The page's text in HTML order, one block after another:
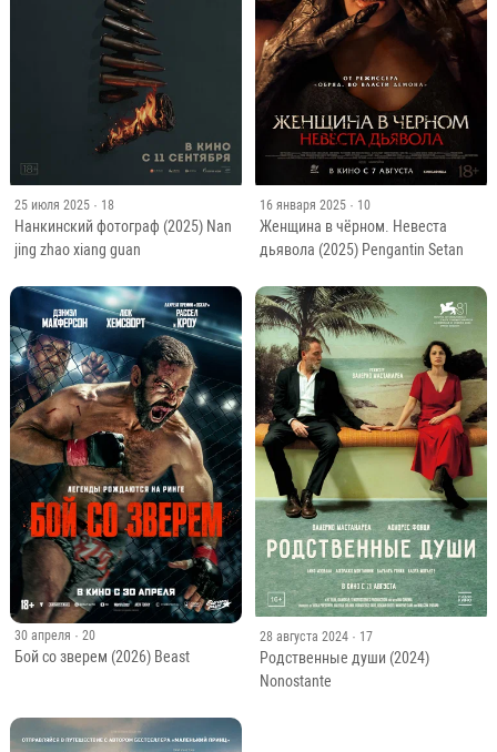
25 июля 2025 · 18
Нанкинский фотограф (2025) Nan
jing zhao xiang guan
16 января 2025 · 10
Женщина в чёрном. Невеста
дьявола (2025) Pengantin Setan
30 апреля · 20
Бой со зверем (2026) Beast
28 августа 2024 · 17
Родственные души (2024)
Nonostante